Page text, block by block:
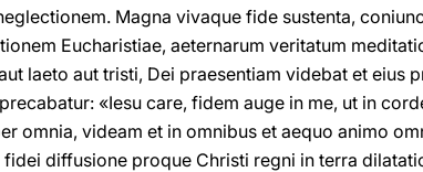
Magna vivaque fide sustenta,
Eucharistiae, aeternarum veritatum
laeto aut tristi, Dei praesentiam videbat et eius
«Iesu care, fidem auge in me, ut in
omnia, videam et in omnibus et aequo animo
diffusione proque Christi regni in terra